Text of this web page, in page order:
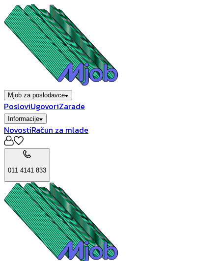
Mjob za poslodavce
PosloviUgovoriZarade
Informacije
NovostiRačun za mlade
011 4141 833